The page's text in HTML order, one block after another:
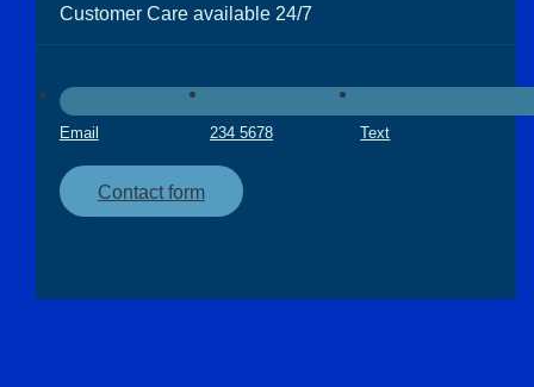
Customer Care available 24/7
Email 234 5678 Text
Contact form